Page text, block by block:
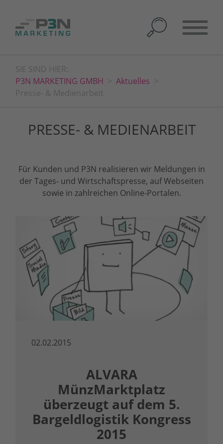
SIE SIND HIER:
P3N MARKETING GMBH
Aktuelles
Presse- & Medienarbeit
PRESSE- & MEDIENARBEIT
Für Kunden und P3N realisieren wir Meldungen in
der Tages- und Wirtschaftspresse, auf Webseiten
sowie in zahlreichen Online-Portalen.
02.02.2015
ALVARA
MünzMarktplatz
überzeugt auf dem 5.
Bargeldlogistik Kongress
2015